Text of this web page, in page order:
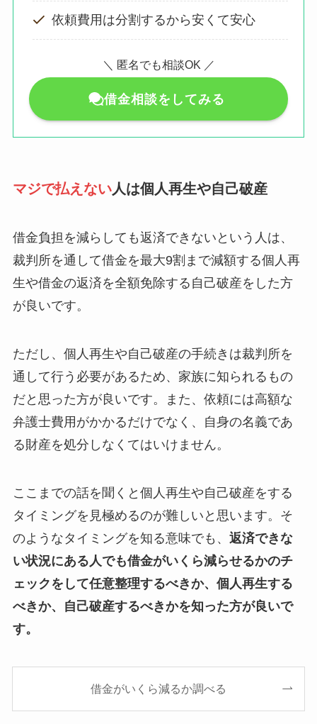
依頼費用は分割するから安くて安心
＼ 匿名でも相談OK ／
借金相談をしてみる
マジで払えない人は個人再生や自己破産
借金負担を減らしても返済できないという人は、
裁判所を通して借金を最大9割まで減額する個人再
生や借金の返済を全額免除する自己破産をした方
が良いです。
ただし、個人再生や自己破産の手続きは裁判所を
通して行う必要があるため、家族に知られるもの
だと思った方が良いです。また、依頼には高額な
弁護士費用がかかるだけでなく、自身の名義であ
る財産を処分しなくてはいけません。
ここまでの話を聞くと個人再生や自己破産をする
タイミングを見極めるのが難しいと思います。そ
のようなタイミングを知る意味でも、 返済できな
い状況にある人でも借金がいくら減らせるかのチ
ェックをして任意整理するべきか、個人再生する
べきか、自己破産するべきかを知った方が良いで
す。
借金がいくら減るか調べる